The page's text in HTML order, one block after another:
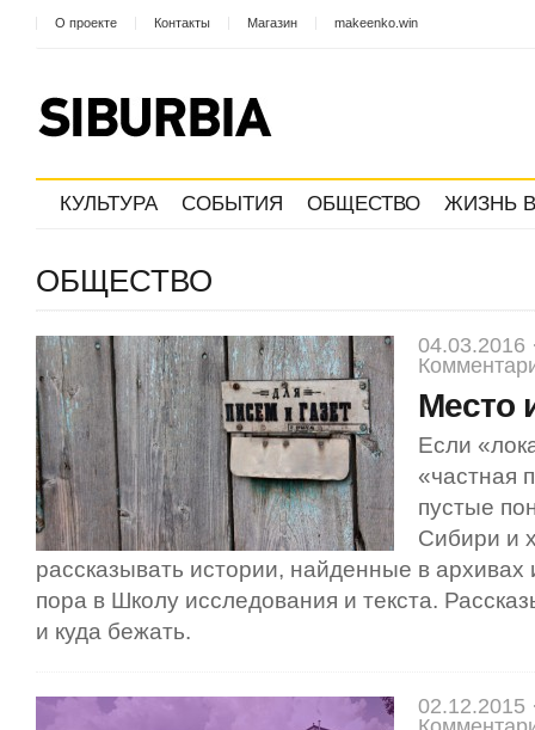
О проекте Контакты Магазин makeenko.win
КУЛЬТУРА СОБЫТИЯ ОБЩЕСТВО ЖИЗНЬ
ОБЩЕСТВО
04.03.2016
Место
Если
«частная
пустые
Сибири и
рассказывать истории, найденные в
пора в Школу исследования и текста.
и куда бежать.
02.12.2015